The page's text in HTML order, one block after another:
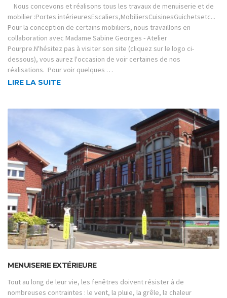
Nous concevons et réalisons tous les travaux de menuiserie et de
mobilier :Portes intérieuresEscaliers,MobiliersCuisinesGuichetsetc...
Pour la conception de certains mobiliers, nous travaillons en
collaboration avec Madame Sabine Georges - Atelier
Pourpre.N'hésitez pas à visiter son site (cliquez sur le logo ci-
dessous), vous aurez l'occasion de voir certaines de nos
réalisations. Pour voir quelques …
LIRE LA SUITE
MENUISERIE EXTÉRIEURE
Tout au long de leur vie, les fenêtres doivent résister à de
nombreuses contraintes : le vent, la pluie, la grêle, la chaleur